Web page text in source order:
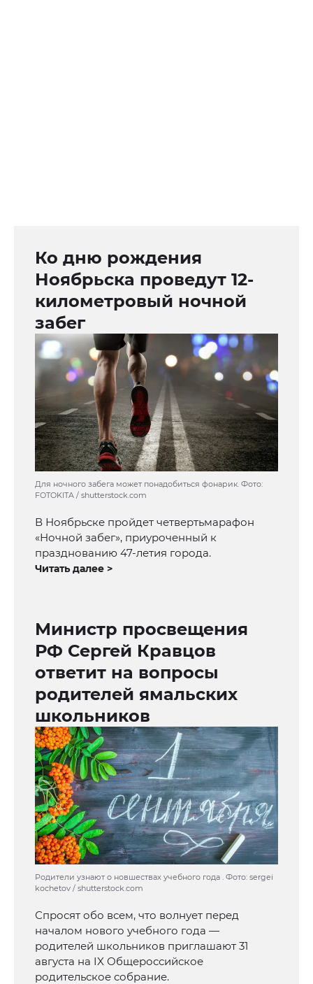
Ко дню рождения
Ноябрьска проведут 12-
километровый ночной
забег
Для ночного забега может понадобиться фонарик. Фото:
FOTOKITA / shutterstock.com
В Ноябрьске пройдет четвертьмарафон
«Ночной забег», приуроченный к
празднованию 47-летия города.
Читать далее >
Министр просвещения
РФ Сергей Кравцов
ответит на вопросы
родителей ямальских
школьников
Родители узнают о новшествах учебного года . Фото: sergei
kochetov / shutterstock.com
Спросят обо всем, что волнует перед
началом нового учебного года —
родителей школьников приглашают 31
августа на IX Общероссийское
родительское собрание.